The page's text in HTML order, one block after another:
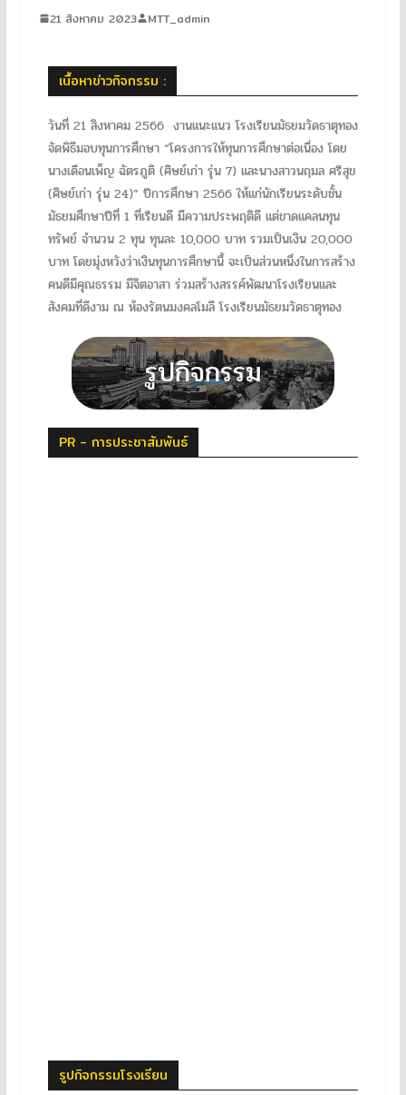
21 สิงหาคม 2023 MTT_admin
เนื้อหาข่าวกิจกรรม :
วันที่ 21 สิงหาคม 2566 งานแนะแนว โรงเรียนมัธยมวัดธาตุทอง
จัดพิธีมอบทุนการศึกษา “โครงการให้ทุนการศึกษาต่อเนื่อง โดย
นางเดือนเพ็ญ ฉัตรภูติ (ศิษย์เก่า รุ่น 7) และนางสาวนฤมล ศรีสุข
(ศิษย์เก่า รุ่น 24)” ปีการศึกษา 2566 ให้แก่นักเรียนระดับชั้น
มัธยมศึกษาปีที่ 1 ที่เรียนดี มีความประพฤติดี แต่ขาดแคลนทุน
ทรัพย์ จำนวน 2 ทุน ทุนละ 10,000 บาท รวมเป็นเงิน 20,000
บาท โดยมุ่งหวังว่าเงินทุนการศึกษานี้ จะเป็นส่วนหนึ่งในการสร้าง
คนดีมีคุณธรรม มีจิตอาสา ร่วมสร้างสรรค์พัฒนาโรงเรียนและ
สังคมที่ดีงาม ณ ห้องรัตนมงคลโมลี โรงเรียนมัธยมวัดธาตุทอง
PR - การประชาสัมพันธ์
รูปกิจกรรมโรงเรียน